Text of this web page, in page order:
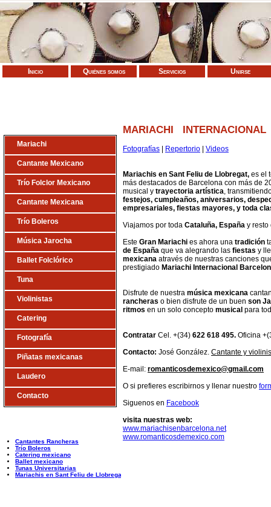
Inicio Quiénes somos Servicios Unirse
MARIACHI
Fotografías Repertorio Videos
Mariachis en Sant Feliu de Llobregat, es el
más destacados de Barcelona con más de
musical y trayectoria artística,
festejos, cumpleaños, aniversarios,
empresariales, fiestas mayores, y toda
Viajamos por toda Cataluña, España y resto
Este Gran Mariachi es ahora una tradición
de España que va alegrando las fiestas y
mexicana através de nuestras canciones
prestigiado Mariachi Internacional
Disfrute de nuestra música mexicana
rancheras o bien disfrute de un buen son
ritmos en un solo concepto musical para
Contratar Cel. +(34) 622 618 495. Oficina
Contacto: José González. Cantante y
E-mail: romanticosdemexico@gmail.com
O si prefieres escribirnos y llenar nuestro
Siguenos en Facebook
visita nuestras web:
www.mariachisenbarcelona.net
www.romanticosdemexico.com
Mariachi
Cantante Mexicano
Trío Folclor Mexicano
Cantante Mexicana
Trío Boleros
Música Jarocha
Ballet Folclórico
Tuna
Violinistas
Catering
Fotografía
Piñatas mexicanas
Laudero
Contacto
Cantantes Rancheras
Trío Boleros
Catering mexicano
Ballet mexicano
Tunas Universitarias
Mariachis en Sant Feliu de Llobregat